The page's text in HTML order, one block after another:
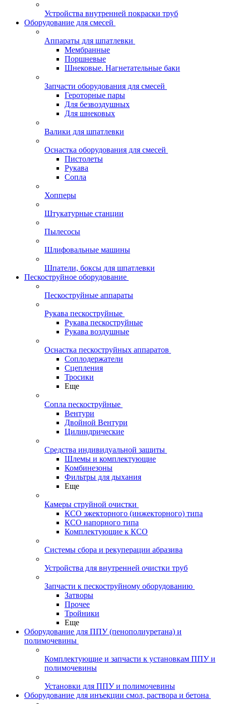
Устройства внутренней покраски труб
Оборудование для смесей
Аппараты для шпатлевки
Мембранные
Поршневые
Шнековые. Нагнетательные баки
Запчасти оборудования для смесей
Героторные пары
Для безвоздушных
Для шнековых
Валики для шпатлевки
Оснастка оборудования для смесей
Пистолеты
Рукава
Сопла
Хопперы
Штукатурные станции
Пылесосы
Шлифовальные машины
Шпатели, боксы для шпатлевки
Пескоструйное оборудование
Пескоструйные аппараты
Рукава пескоструйные
Рукава пескоструйные
Рукава воздушные
Оснастка пескоструйных аппаратов
Соплодержатели
Сцепления
Тросики
Еще
Сопла пескоструйные
Вентури
Двойной Вентури
Цилиндрические
Средства индивидуальной защиты
Шлемы и комплектующие
Комбинезоны
Фильтры для дыхания
Еще
Камеры струйной очистки
КСО эжекторного (инжекторного) типа
КСО напорного типа
Комплектующие к КСО
Системы сбора и рекуперации абразива
Устройства для внутренней очистки труб
Запчасти к пескоструйному оборудованию
Затворы
Прочее
Тройники
Еще
Оборудование для ППУ (пенополиуретана) и
полимочевины
Комплектующие и запчасти к установкам ППУ и
полимочевины
Установки для ППУ и полимочевины
Оборудование для инъекции смол, раствора и бетона